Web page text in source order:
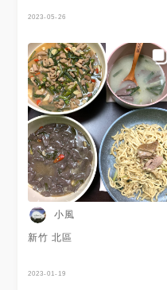
#20f食驗室田調
#鴨肉許 #宵夜 #排隊美食 #附
2023-05-26
小風
新竹 北區
2023-01-19